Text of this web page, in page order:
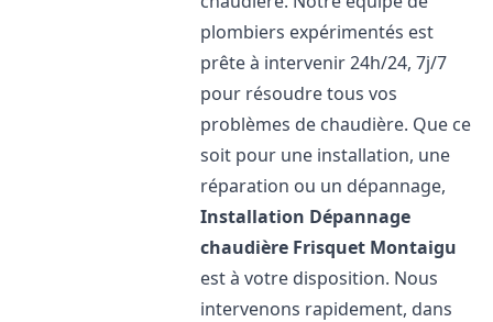
plombiers expérimentés est
prête à intervenir 24h/24, 7j/7
pour résoudre tous vos
problèmes de chaudière. Que ce
soit pour une installation, une
réparation ou un dépannage,
Installation Dépannage
chaudière Frisquet Montaigu
est à votre disposition. Nous
intervenons rapidement, dans